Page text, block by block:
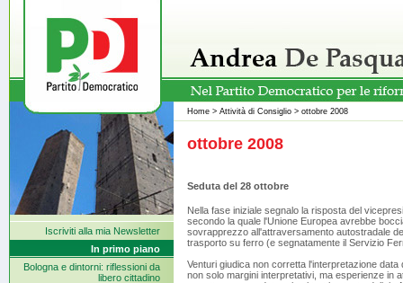
Iscriviti alla mia Newsletter
In primo piano
Bologna e dintorni: riflessioni da
libero cittadino
Home > Attività di Consiglio > ottobre 2008
ottobre 2008
Seduta del 28 ottobre
Nella fase iniziale segnalo la risposta del
secondo la quale l'Unione Europea avrebbe
sovrapprezzo all'attraversamento autostradale
trasporto su ferro (e segnatamente il Servizio
Venturi giudica non corretta l'interpretazione
non solo margini interpretativi, ma esperienze in